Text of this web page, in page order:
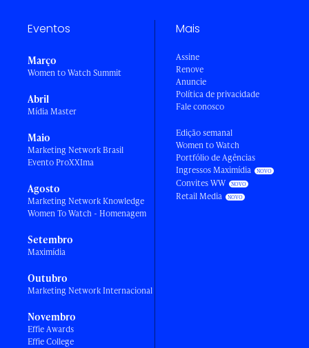
Eventos
Março
Women to Watch Summit
Abril
Mídia Master
Maio
Marketing Network Brasil
Evento ProXXIma
Agosto
Marketing Network Knowledge
Women To Watch - Homenagem
Setembro
Maximídia
Outubro
Marketing Network Internacional
Novembro
Effie Awards
Effie College
Mais
Assine
Renove
Anuncie
Política de privacidade
Fale conosco
Edição semanal
Women to Watch
Portfólio de Agências
Ingressos Maximídia
Convites WW
Retail Media